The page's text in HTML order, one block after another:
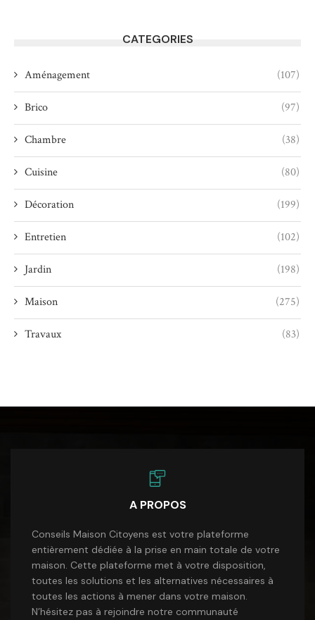
CATEGORIES
Aménagement (107)
Brico (97)
Chambre (38)
Cuisine (80)
Décoration (199)
Entretien (102)
Jardin (198)
Maison (275)
Travaux (83)
A PROPOS
Conseils Maison Citoyens est votre plateforme
entièrement dédiée à la prise en main totale de votre
maison. Cette plateforme met à votre disposition,
toutes les solutions et les alternatives nécessaires à
toutes les actions à mener dans votre maison.
N’hésitez pas à rejoindre notre communauté